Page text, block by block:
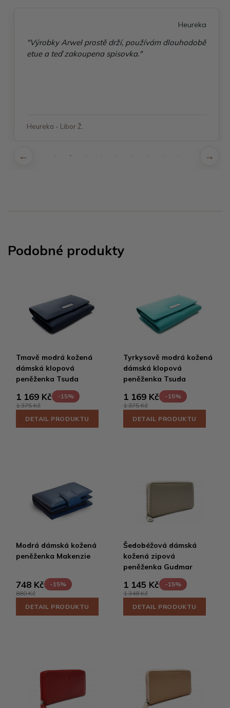
Heureka
"Výrobky Arwel prostě drží, používám dlouhodobě
etue a teď zakoupena spisovka."
Heureka - Libor Ž.
Podobné produkty
Tmavě modrá kožená
dámská klopová
peněženka Tsuda
1 169 Kč
-15%
1 375 Kč
DETAIL PRODUKTU
Tyrkysově modrá kožená
dámská klopová
peněženka Tsuda
1 169 Kč
-15%
1 375 Kč
DETAIL PRODUKTU
Modrá dámská kožená
peněženka Makenzie
748 Kč
-15%
880 Kč
DETAIL PRODUKTU
Šedobéžová dámská
kožená zipová
peněženka Gudmar
1 145 Kč
-15%
1 348 Kč
DETAIL PRODUKTU